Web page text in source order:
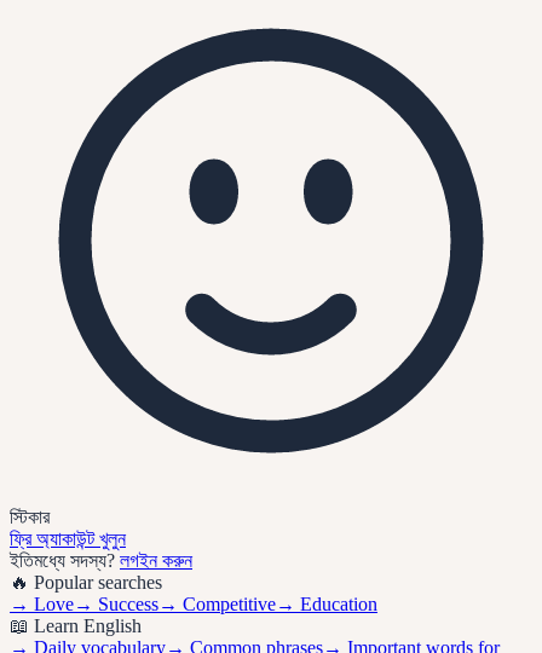
স্টিকার
ফ্রি অ্যাকাউন্ট খুলুন
ইতিমধ্যে সদস্য? লগইন করুন
🔥 Popular searches
→ Love→ Success→ Competitive→ Education
📖 Learn English
→ Daily vocabulary→ Common phrases→ Important words for